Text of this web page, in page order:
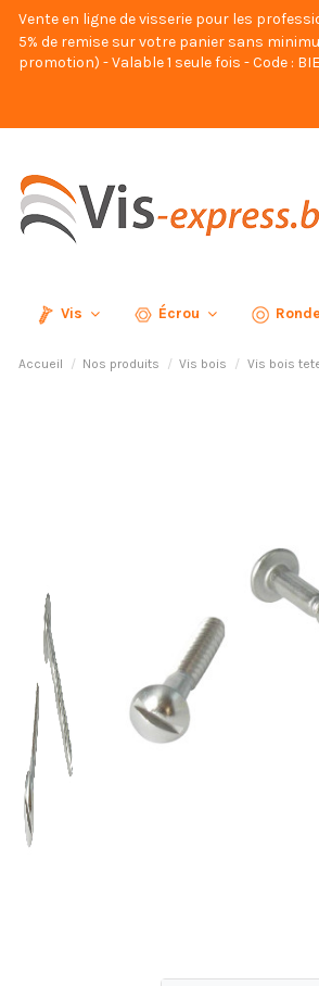
Vente en ligne de visserie pour les
5% de remise sur votre panier sans
promotion) - Valable 1 seule fois - Code :
Vis Écrou
Accueil Nos produits Vis bois Vis bois